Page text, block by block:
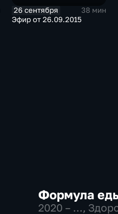
26 сентября
38 мин
Эфир от 26.09.2015
Формула
2020 – …,